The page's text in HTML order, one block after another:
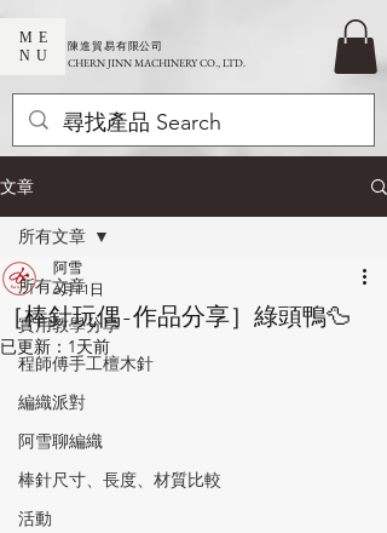
ME
NU
​陳進貿易有限公司
CHERN JINN MACHINERY CO., LTD.
文章
所有文章
實用教學分享
程師傅手工檀木針
編織派對
阿雪聊編織
棒針尺寸、長度、材質比較
活動
所有文章
［棒針玩偶-作品分享］綠頭鴨🦆
阿雪
6月11日
已更新： 1天前